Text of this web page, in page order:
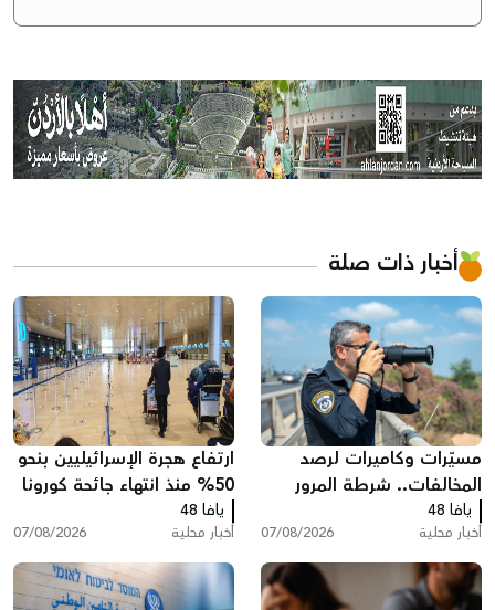
أخبار ذات صلة
مسيّرات وكاميرات لرصد
المخالفات.. شرطة المرور
تكثف حملاتها على الطرق
يافا 48
أخبار محلية 07/08/2026
ارتفاع هجرة الإسرائيليين بنحو
50% منذ انتهاء جائحة كورونا
وخسائر ضريبية بمليارات
الشواكل
يافا 48
أخبار محلية 07/08/2026